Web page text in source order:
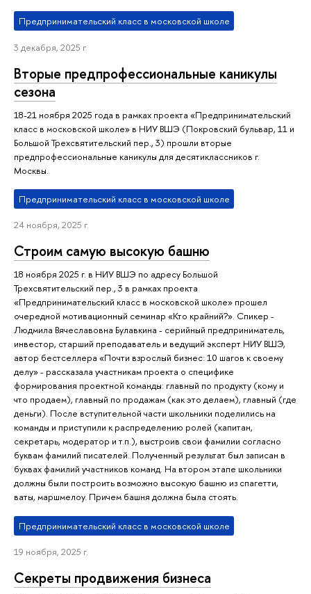
Предпринимательский класс в московской школе
3 декабря, 2025 г.
Вторые предпрофессиональные каникулы
сезона
18-21 ноября 2025 года в рамках проекта «Предпринимательский
класс в московской школе» в НИУ ВШЭ (Покровский бульвар, 11 и
Большой Трехсвятительский пер., 3) прошли вторые
предпрофессиональные каникулы для десятиклассников г.
Москвы.
Предпринимательский класс в московской школе
24 ноября, 2025 г.
Строим самую высокую башню
18 ноября 2025 г. в НИУ ВШЭ по адресу Большой
Трехсвятительский пер., 3 в рамках проекта
«Предпринимательский класс в московской школе» прошел
очередной мотивационный семинар «Кто крайний?». Спикер -
Людмила Вячеславовна Булавкина - серийный предприниматель,
инвестор, старший преподаватель и ведущий эксперт НИУ ВШЭ,
автор бестселлера «Почти взрослый бизнес: 10 шагов к своему
делу» - рассказала участникам проекта о специфике
формирования проектной команды: главный по продукту (кому и
что продаем), главный по продажам (как это делаем), главный (где
деньги). После вступительной части школьники поделились на
команды и приступили к распределению ролей (капитан,
секретарь, модератор и т.п.), выстроив свои фамилии согласно
буквам фамилий писателей. Полученный результат был записан в
буквах фамилий участников команд. На втором этапе школьники
должны были построить возможно высокую башню из спагетти,
ваты, маршмелоу. Причем башня должна была стоять.
Предпринимательский класс в московской школе
19 ноября, 2025 г.
Секреты продвижения бизнеса